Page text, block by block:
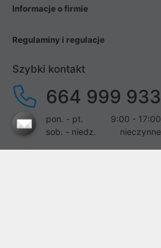
Informacje o firmie
Regulaminy i regulacje
Szybki kontakt
664 999 933
pon. - pt.
9:00 - 17:00
sob. - niedz.
nieczynne